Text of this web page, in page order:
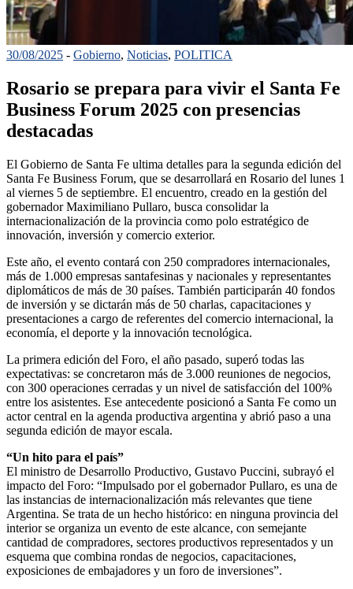
30/08/2025 - Gobierno, Noticias, POLITICA
Rosario se prepara para vivir el Santa Fe
Business Forum 2025 con presencias
destacadas
El Gobierno de Santa Fe ultima detalles para la segunda edición del
Santa Fe Business Forum, que se desarrollará en Rosario del lunes 1
al viernes 5 de septiembre. El encuentro, creado en la gestión del
gobernador Maximiliano Pullaro, busca consolidar la
internacionalización de la provincia como polo estratégico de
innovación, inversión y comercio exterior.
Este año, el evento contará con 250 compradores internacionales,
más de 1.000 empresas santafesinas y nacionales y representantes
diplomáticos de más de 30 países. También participarán 40 fondos
de inversión y se dictarán más de 50 charlas, capacitaciones y
presentaciones a cargo de referentes del comercio internacional, la
economía, el deporte y la innovación tecnológica.
La primera edición del Foro, el año pasado, superó todas las
expectativas: se concretaron más de 3.000 reuniones de negocios,
con 300 operaciones cerradas y un nivel de satisfacción del 100%
entre los asistentes. Ese antecedente posicionó a Santa Fe como un
actor central en la agenda productiva argentina y abrió paso a una
segunda edición de mayor escala.
“Un hito para el país”
El ministro de Desarrollo Productivo, Gustavo Puccini, subrayó el
impacto del Foro: “Impulsado por el gobernador Pullaro, es una de
las instancias de internacionalización más relevantes que tiene
Argentina. Se trata de un hecho histórico: en ninguna provincia del
interior se organiza un evento de este alcance, con semejante
cantidad de compradores, sectores productivos representados y un
esquema que combina rondas de negocios, capacitaciones,
exposiciones de embajadores y un foro de inversiones”.